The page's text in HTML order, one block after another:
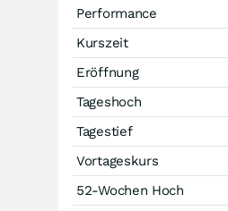
Performance
Kurszeit
Eröffnung
Tageshoch
Tagestief
Vortageskurs
52-Wochen Hoch